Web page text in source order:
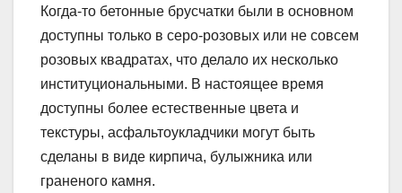
Когда-то бетонные брусчатки были в основном
доступны только в серо-розовых или не совсем
розовых квадратах, что делало их несколько
институциональными. В настоящее время
доступны более естественные цвета и
текстуры, асфальтоукладчики могут быть
сделаны в виде кирпича, булыжника или
граненого камня.